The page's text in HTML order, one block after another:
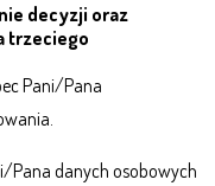
decyzji oraz
trzeciego
Pani/Pana
Pana danych osobowych